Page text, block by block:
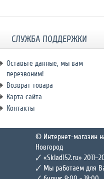
СЛУЖБА ПОДДЕРЖКИ
Оставьте данные, мы вам
перезвоним!
Возврат товара
Карта сайта
Контакты
© Интернет-магазин
Новгород
🗸 «Sklad152.ru»
🗸 Мы работаем для